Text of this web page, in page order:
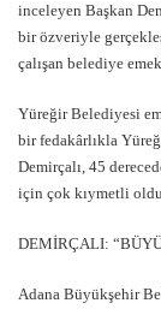
inceleyen Başkan
bir özveriyle
çalışan belediye
Yüreğir Belediyesi
bir fedakârlıkla
Demirçalı, 45
için çok kıymetli
DEMİRÇALI:
Adana Büyükşehir